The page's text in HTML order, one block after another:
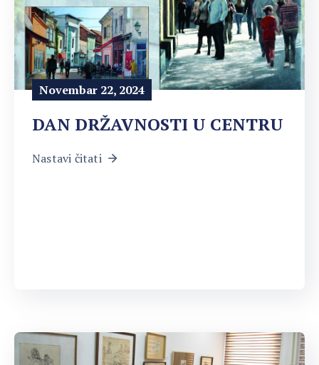
Novembar 22, 2024
DAN DRŽAVNOSTI U CENTRU
Nastavi čitati